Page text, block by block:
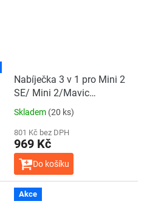
Nabíječka 3 v 1 pro Mini 2
SE/ Mini 2/Mavic
Mini/Mini SE
Skladem (20 ks)
801 Kč bez DPH
969 Kč
Do košíku
Akce